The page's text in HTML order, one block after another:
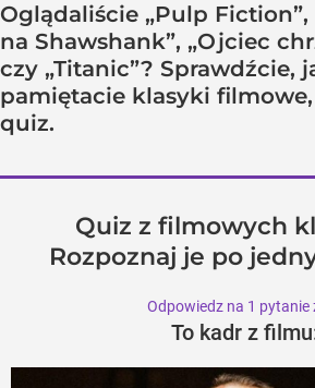
Oglądaliście „Pulp Fiction”,
na Shawshank”, „Ojciec
czy „Titanic”? Sprawdźcie,
pamiętacie klasyki
quiz.
Quiz z filmowych
Rozpoznaj je po
Odpowiedz na 1 pytanie
To kadr z